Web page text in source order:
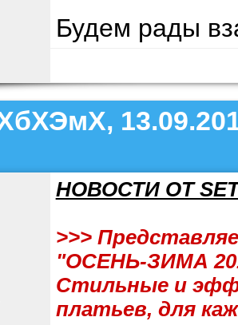
Будем рады
НОВОСТИ ОТ
>>>
"ОСЕНЬ-ЗИМА
Стильные и
платьев, для